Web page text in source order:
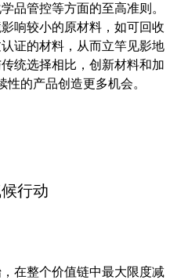
品管控等方面的至高准则。
响较小的原材料，如可回收
证的材料，从而立竿见影地
统选择相比，创新材料和加
的产品创造更多机会。
行动
在整个价值链中最大限度减